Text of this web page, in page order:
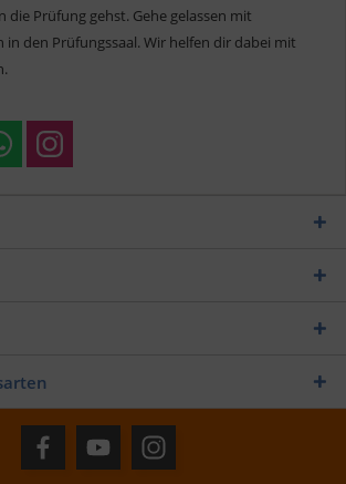
die Prüfung gehst. Gehe gelassen mit
in den Prüfungssaal. Wir helfen dir dabei mit